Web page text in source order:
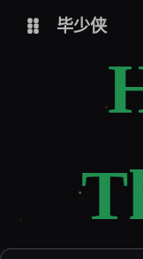
在线工具
毕少侠